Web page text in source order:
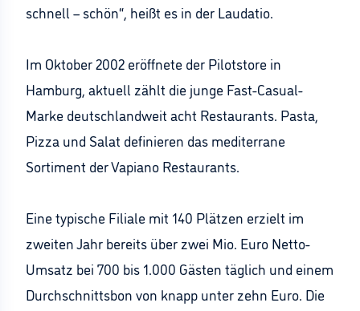
schnell – schön“, heißt es in der Laudatio.
Im Oktober 2002 eröffnete der Pilotstore in
Hamburg, aktuell zählt die junge Fast-Casual-
Marke deutschlandweit acht Restaurants. Pasta,
Pizza und Salat definieren das mediterrane
Sortiment der Vapiano Restaurants.
Eine typische Filiale mit 140 Plätzen erzielt im
zweiten Jahr bereits über zwei Mio. Euro Netto-
Umsatz bei 700 bis 1.000 Gästen täglich und einem
Durchschnittsbon von knapp unter zehn Euro. Die